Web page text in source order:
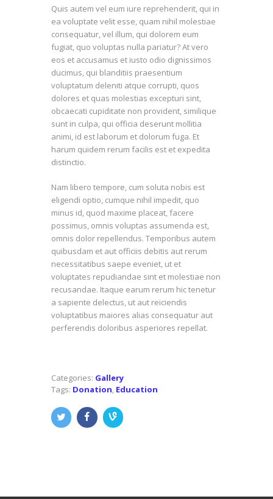
Quis autem vel eum iure reprehenderit, qui in
ea voluptate velit esse, quam nihil molestiae
consequatur, vel illum, qui dolorem eum
fugiat, quo voluptas nulla pariatur? At vero
eos et accusamus et iusto odio dignissimos
ducimus, qui blanditiis praesentium
voluptatum deleniti atque corrupti, quos
dolores et quas molestias excepturi sint,
obcaecati cupiditate non provident, similique
sunt in culpa, qui officia deserunt mollitia
animi, id est laborum et dolorum fuga. Et
harum quidem rerum facilis est et expedita
distinctio.
Nam libero tempore, cum soluta nobis est
eligendi optio, cumque nihil impedit, quo
minus id, quod maxime placeat, facere
possimus, omnis voluptas assumenda est,
omnis dolor repellendus. Temporibus autem
quibusdam et aut officiis debitis aut rerum
necessitatibus saepe eveniet, ut et
voluptates repudiandae sint et molestiae non
recusandae. Itaque earum rerum hic tenetur
a sapiente delectus, ut aut reiciendis
voluptatibus maiores alias consequatur aut
perferendis doloribus asperiores repellat.
Categories: Gallery
Tags: Donation, Education